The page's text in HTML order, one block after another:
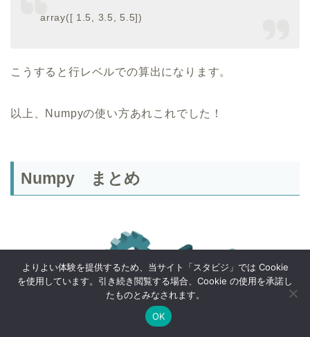
array([ 1.5, 3.5, 5.5])
こうすると行レベルでの算出になります。
以上、Numpyの使い方あれこれでした！
Numpy まとめ
よりよい体験を提供するため、当サイト「スタビジ」では Cookie
を使用しています。引き続き閲覧する場合、Cookie の使用を承諾し
たものとみなされます。
OK